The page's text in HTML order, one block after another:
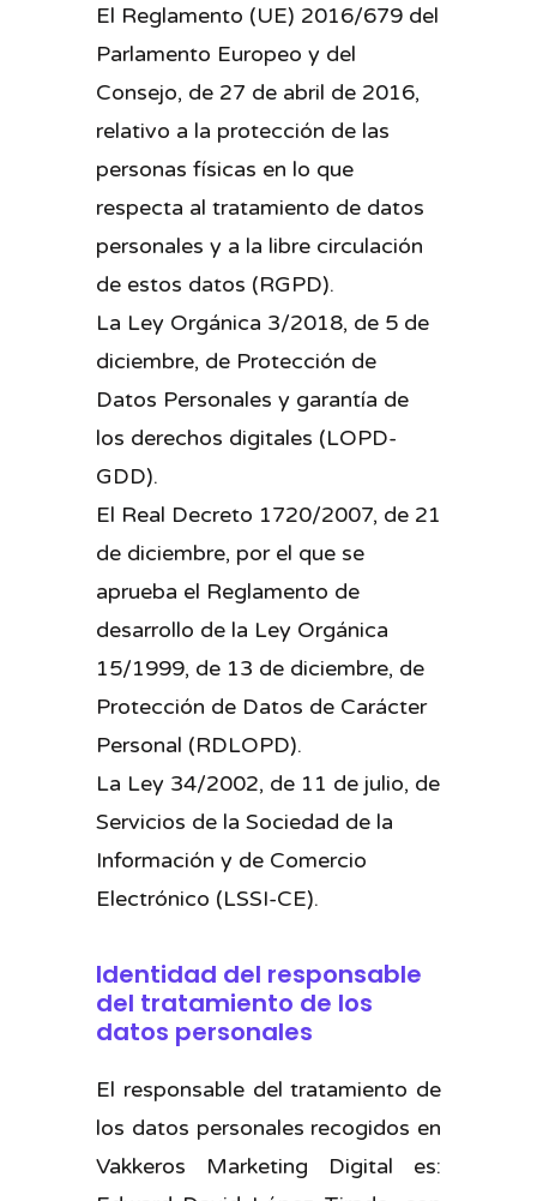
El Reglamento (UE) 2016/679 del
Parlamento Europeo y del
Consejo, de 27 de abril de 2016,
relativo a la protección de las
personas físicas en lo que
respecta al tratamiento de datos
personales y a la libre circulación
de estos datos (RGPD).
La Ley Orgánica 3/2018, de 5 de
diciembre, de Protección de
Datos Personales y garantía de
los derechos digitales (LOPD-
GDD).
El Real Decreto 1720/2007, de 21
de diciembre, por el que se
aprueba el Reglamento de
desarrollo de la Ley Orgánica
15/1999, de 13 de diciembre, de
Protección de Datos de Carácter
Personal (RDLOPD).
La Ley 34/2002, de 11 de julio, de
Servicios de la Sociedad de la
Información y de Comercio
Electrónico (LSSI-CE).
Identidad del responsable
del tratamiento de los
datos personales
El responsable del tratamiento de
los datos personales recogidos en
Vakkeros Marketing Digital es: